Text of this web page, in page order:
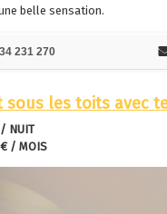
belle sensation.
231 270
sous les toits avec
/ NUIT
€ / MOIS